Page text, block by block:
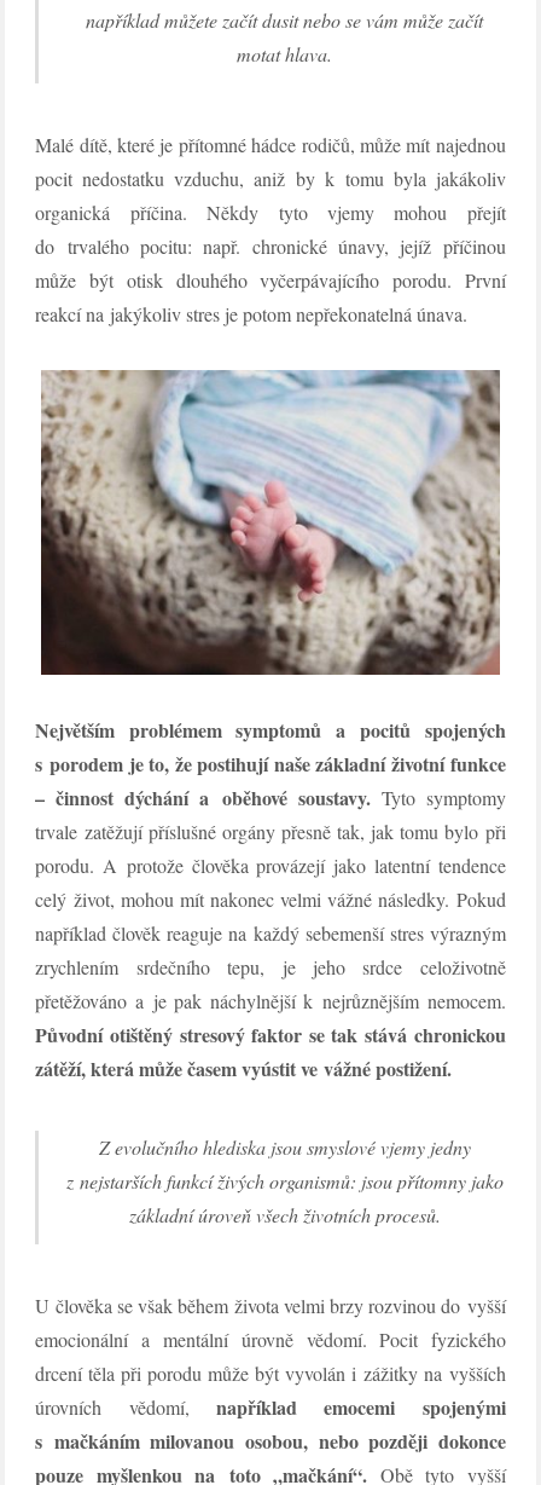
například můžete začít dusit nebo se vám může začít
motat hlava.
Malé dítě, které je přítomné hádce rodičů, může mít najednou
pocit nedostatku vzduchu, aniž by k tomu byla jakákoliv
organická příčina. Někdy tyto vjemy mohou přejít
do trvalého pocitu: např. chronické únavy, jejíž příčinou
může být otisk dlouhého vyčerpávajícího porodu. První
reakcí na jakýkoliv stres je potom nepřekonatelná únava.
Největším problémem symptomů a pocitů spojených
s porodem je to, že postihují naše základní životní funkce
– činnost dýchání a oběhové soustavy.Tyto symptomy
trvale zatěžují příslušné orgány přesně tak, jak tomu bylo při
porodu. A protože člověka provázejí jako latentní tendence
celý život, mohou mít nakonec velmi vážné následky. Pokud
například člověk reaguje na každý sebemenší stres výrazným
zrychlením srdečního tepu, je jeho srdce celoživotně
přetěžováno a je pak náchylnější k nejrůznějším nemocem.
Původní otištěný stresový faktor se tak stává chronickou
zátěží, která může časem vyústit ve vážné postižení.
Z evolučního hlediska jsou smyslové vjemy jedny
z nejstarších funkcí živých organismů: jsou přítomny jako
základní úroveň všech životních procesů.
U člověka se však během života velmi brzy rozvinou do vyšší
emocionální a mentální úrovně vědomí. Pocit fyzického
drcení těla při porodu může být vyvolán i zážitky na vyšších
úrovních vědomí, například emocemi spojenými
s mačkáním milovanou osobou, nebo později dokonce
pouze myšlenkou na toto „mačkání“. Obě tyto vyšší